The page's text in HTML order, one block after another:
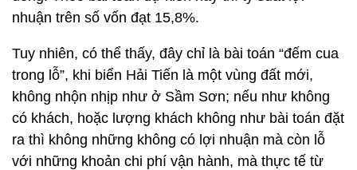
nhuận trên số vốn đạt 15,8%.
Tuy nhiên, có thể thấy, đây chỉ là bài toán “đếm cua
trong lỗ”, khi biển Hải Tiến là một vùng đất mới,
không nhộn nhịp như ở Sầm Sơn; nếu như không
có khách, hoặc lượng khách không như bài toán đặt
ra thì không những không có lợi nhuận mà còn lỗ
với những khoản chi phí vận hành, mà thực tế từ